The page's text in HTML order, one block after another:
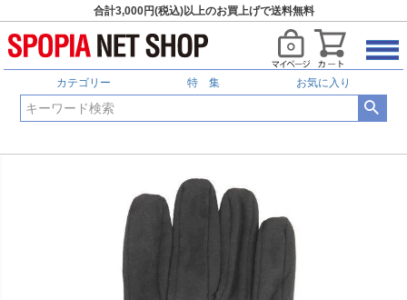
合計3,000円(税込)以上のお買上げで送料無料
カテゴリー 特 集 お気に入り